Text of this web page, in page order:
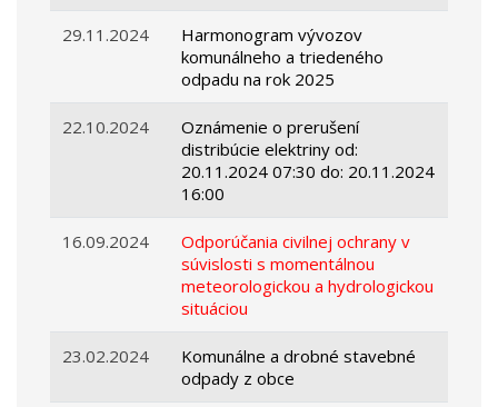
29.11.2024
Harmonogram vývozov
komunálneho a triedeného
odpadu na rok 2025
22.10.2024
Oznámenie o prerušení
distribúcie elektriny od:
20.11.2024 07:30 do: 20.11.2024
16:00
16.09.2024
Odporúčania civilnej ochrany v
súvislosti s momentálnou
meteorologickou a hydrologickou
situáciou
23.02.2024
Komunálne a drobné stavebné
odpady z obce